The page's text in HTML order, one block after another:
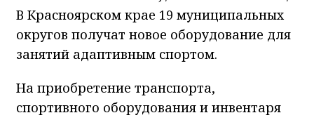
В Красноярском крае 19 муниципальных
округов получат новое оборудование для
занятий адаптивным спортом.
На приобретение транспорта,
спортивного оборудования и инвентаря